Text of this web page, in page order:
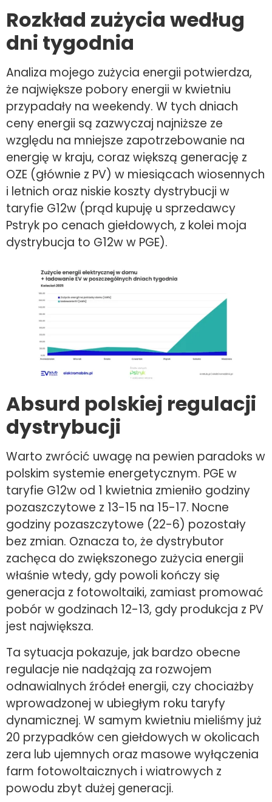
Rozkład zużycia według
dni tygodnia
Analiza mojego zużycia energii potwierdza,
że największe pobory energii w kwietniu
przypadały na weekendy. W tych dniach
ceny energii są zazwyczaj najniższe ze
względu na mniejsze zapotrzebowanie na
energię w kraju, coraz większą generację z
OZE (głównie z PV) w miesiącach wiosennych
i letnich oraz niskie koszty dystrybucji w
taryfie G12w (prąd kupuję u sprzedawcy
Pstryk po cenach giełdowych, z kolei moja
dystrybucja to G12w w PGE).
Absurd polskiej regulacji
dystrybucji
Warto zwrócić uwagę na pewien paradoks w
polskim systemie energetycznym. PGE w
taryfie G12w od 1 kwietnia zmieniło godziny
pozaszczytowe z 13-15 na 15-17. Nocne
godziny pozaszczytowe (22-6) pozostały
bez zmian. Oznacza to, że dystrybutor
zachęca do zwiększonego zużycia energii
właśnie wtedy, gdy powoli kończy się
generacja z fotowoltaiki, zamiast promować
pobór w godzinach 12-13, gdy produkcja z PV
jest największa.
Ta sytuacja pokazuje, jak bardzo obecne
regulacje nie nadążają za rozwojem
odnawialnych źródeł energii, czy chociażby
wprowadzonej w ubiegłym roku taryfy
dynamicznej. W samym kwietniu mieliśmy już
20 przypadków cen giełdowych w okolicach
zera lub ujemnych oraz masowe wyłączenia
farm fotowoltaicznych i wiatrowych z
powodu zbyt dużej generacji.